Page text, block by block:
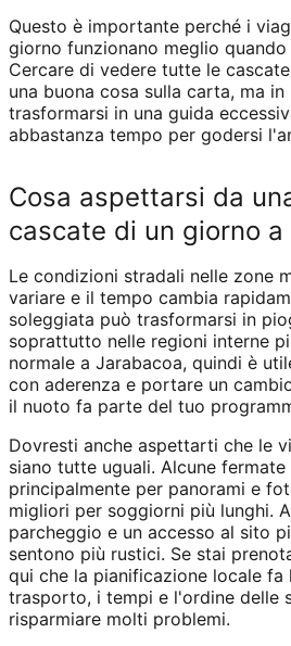
Questo è importante perché i
giorno funzionano meglio
Cercare di vedere tutte le
una buona cosa sulla carta, ma
trasformarsi in una guida
abbastanza tempo per godersi
Cosa aspettarsi da
cascate di un giorno a
Le condizioni stradali nelle zone
variare e il tempo cambia
soleggiata può trasformarsi in
soprattutto nelle regioni interne
normale a Jarabacoa, quindi è
con aderenza e portare un
il nuoto fa parte del tuo
Dovresti anche aspettarti che le
siano tutte uguali. Alcune fermate
principalmente per panorami e
migliori per soggiorni più lunghi.
parcheggio e un accesso al sito
sentono più rustici. Se stai
qui che la pianificazione locale
trasporto, i tempi e l'ordine delle
risparmiare molti problemi.